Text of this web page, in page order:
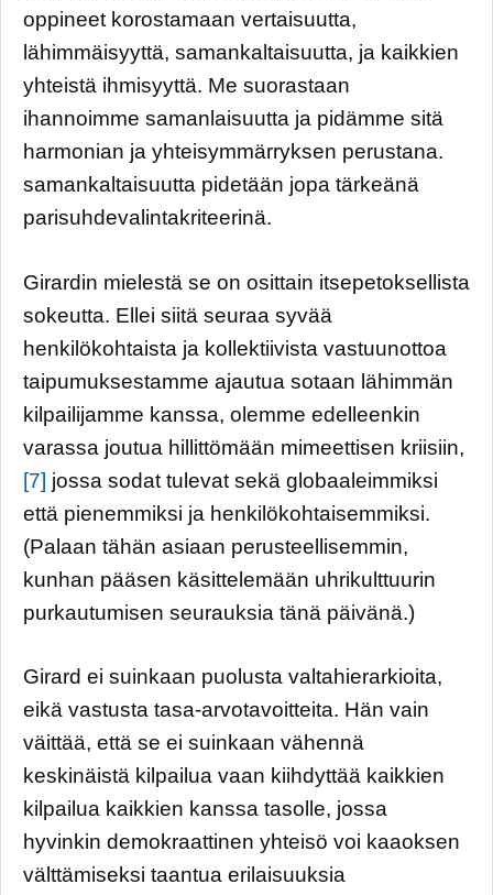
oppineet korostamaan vertaisuutta,
lähimmäisyyttä, samankaltaisuutta, ja kaikkien
yhteistä ihmisyyttä. Me suorastaan
ihannoimme samanlaisuutta ja pidämme sitä
harmonian ja yhteisymmärryksen perustana.
samankaltaisuutta pidetään jopa tärkeänä
parisuhdevalintakriteerinä.
Girardin mielestä se on osittain itsepetoksellista
sokeutta. Ellei siitä seuraa syvää
henkilökohtaista ja kollektiivista vastuunottoa
taipumuksestamme ajautua sotaan lähimmän
kilpailijamme kanssa, olemme edelleenkin
varassa joutua hillittömään mimeettisen kriisiin,
[7] jossa sodat tulevat sekä globaaleimmiksi
että pienemmiksi ja henkilökohtaisemmiksi.
(Palaan tähän asiaan perusteellisemmin,
kunhan pääsen käsittelemään uhrikulttuurin
purkautumisen seurauksia tänä päivänä.)
Girard ei suinkaan puolusta valtahierarkioita,
eikä vastusta tasa-arvotavoitteita. Hän vain
väittää, että se ei suinkaan vähennä
keskinäistä kilpailua vaan kiihdyttää kaikkien
kilpailua kaikkien kanssa tasolle, jossa
hyvinkin demokraattinen yhteisö voi kaaoksen
välttämiseksi taantua erilaisuuksia